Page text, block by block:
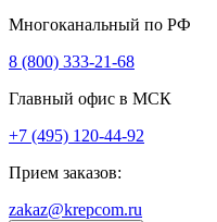
Многоканальный по РФ
8 (800) 333‑21-68
Главный офис в МСК
+7 (495) 120-44-92
Прием заказов:
zakaz@krepcom.ru